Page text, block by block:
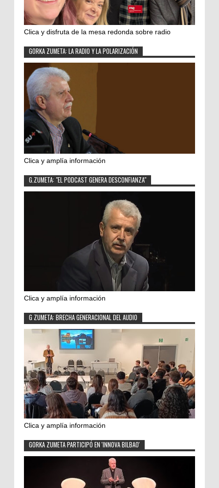
Clica y disfruta de la mesa redonda sobre radio
GORKA ZUMETA: LA RADIO Y LA POLARIZACIÓN
Clica y amplía información
G.ZUMETA: "EL PODCAST GENERA DESCONFIANZA"
Clica y amplía información
G ZUMETA: BRECHA GENERACIONAL DEL AUDIO
Clica y amplía información
GORKA ZUMETA PARTICIPÓ EN 'INNOVA BILBAO'